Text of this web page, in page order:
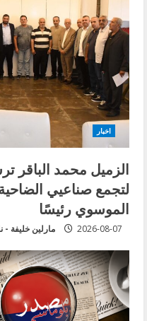
اخبار
الزميل محمد الباقر
لتجمع صناعيي
الموسوي رئيسًا
مارلين خليفة - 2026-08-07